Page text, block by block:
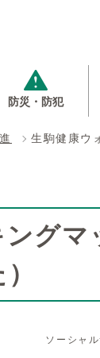
防災・防犯
生駒健康ウ
ング
ソーシャ